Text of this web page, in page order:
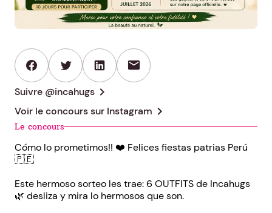
mail
Suivre @incahugs chevron_right
Voir le concours sur Instagram chevron_right
Le concours
Cómo lo prometimos!! ❤️ Felices fiestas patrias Perú
🇵🇪
Este hermoso sorteo les trae: 6 OUTFITS de Incahugs
🌿 desliza y mira lo hermosos que son.